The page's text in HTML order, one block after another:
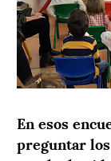
En esos
preguntar